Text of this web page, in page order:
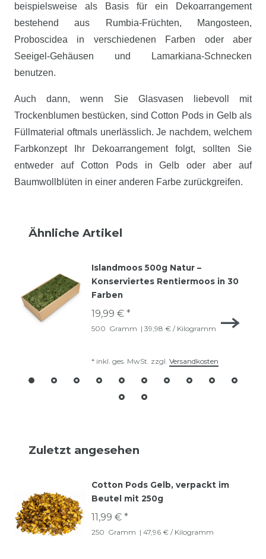
beispielsweise als Basis für ein Dekoarrangement
bestehend aus Rumbia-Früchten, Mangosteen,
Proboscidea in verschiedenen Farben oder aber
Seeigel-Gehäusen und Lamarkiana-Schnecken
benutzen.
Auch dann, wenn Sie Glasvasen liebevoll mit
Trockenblumen bestücken, sind Cotton Pods in Gelb als
Füllmaterial oftmals unerlässlich. Je nachdem, welchem
Farbkonzept Ihr Dekoarrangement folgt, sollten Sie
entweder auf Cotton Pods in Gelb oder aber auf
Baumwollblüten in einer anderen Farbe zurückgreifen.
Ähnliche Artikel
Islandmoos 500g Natur –
Konserviertes Rentiermoos in 30
Farben
19,99 € *
500 Gramm | 39,98 € / Kilogramm
* inkl. ges. MwSt. zzgl. Versandkosten
Zuletzt angesehen
Cotton Pods Gelb, verpackt im
Beutel mit 250g
11,99 € *
250 Gramm | 47,96 € / Kilogramm